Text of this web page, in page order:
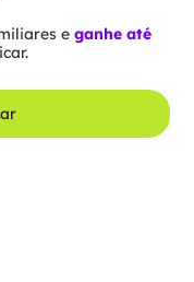
eganhe até